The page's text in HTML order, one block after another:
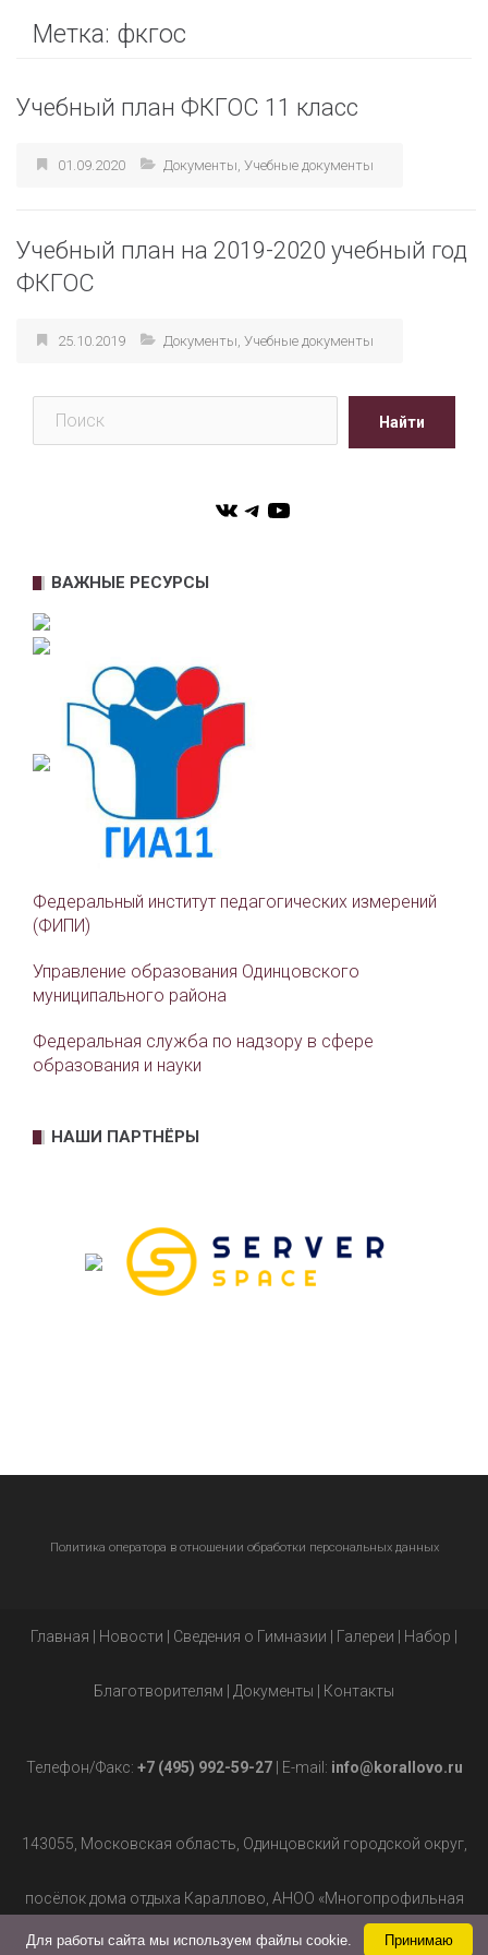
Метка: фкгос
Учебный план ФКГОС 11 класс
01.09.2020 Документы, Учебные документы
Учебный план на 2019-2020 учебный год
ФКГОС
25.10.2019 Документы, Учебные документы
Найти
VKTelegram
YouTube
ВАЖНЫЕ РЕСУРСЫ
Федеральный институт педагогических измерений
(ФИПИ)
Управление образования Одинцовского
муниципального района
Федеральная служба по надзору в сфере
образования и науки
НАШИ ПАРТНЁРЫ
Политика оператора в отношении обработки персональных данных
Главная Новости Сведения о Гимназии Галереи Набор
Благотворителям Документы Контакты
Телефон/Факс: +7 (495) 992-59-27| E-mail: info@korallovo.ru
143055, Московская область, Одинцовский городской округ,
посёлок дома отдыха Караллово, АНОО «Многопрофильная
Принимаю
Для работы сайта мы используем файлы cookie.